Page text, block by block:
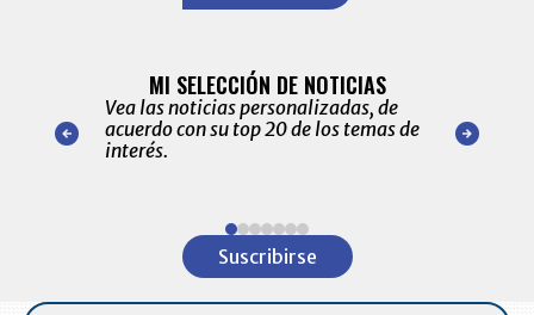
nuestro
para
MI SELECCIÓN DE NOTICIAS
Vea las noticias personalizadas, de
acuerdo con su top 20 de los temas de
interés.
de las
Suscribirse